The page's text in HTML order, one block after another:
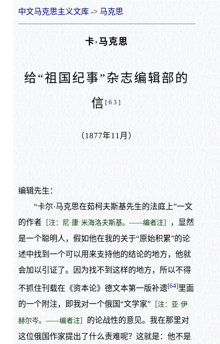
中文马克思主义文库-> 马克思
卡·马克思
给“祖国纪事”杂志编辑部的
信[63]
（1877年11月）
编辑先生：
“卡尔·马克思在茹柯夫斯基先生的法庭上”一文
的作者［注：尼·康·米海洛夫斯基。——编者注］
，显然
是一个聪明人，假如他在我的关于“原始积累”的论
述中找到一个可以用来支持他的结论的地方，他就
会加以引证了。因为找不到这样的地方，所以不得
不抓住刊载在《资本论》德文本第一版补遗[64]里面
的一个附注，即我对一个俄国“文学家”［注：亚·伊·
赫尔岑。——编者注］ 的论战性的意见。我在那里对
这位俄国作家提出了什么责难呢？这就是：他不是